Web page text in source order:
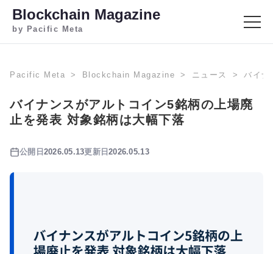
Blockchain Magazine
by Pacific Meta
Pacific Meta Blockchain Magazine ニュース バイナ
バイナンスがアルトコイン5銘柄の上場廃
止を発表 対象銘柄は大幅下落
公開日 2026.05.13更新日2026.05.13